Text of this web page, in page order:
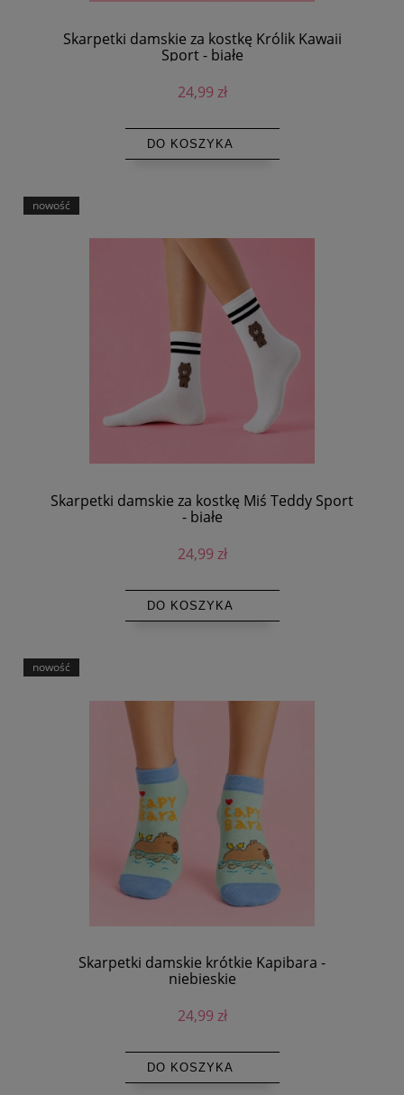
Skarpetki damskie za kostkę Królik Kawaii
Sport - białe
24,99 zł
DO KOSZYKA
Skarpetki damskie za kostkę Miś Teddy Sport
- białe
24,99 zł
DO KOSZYKA
nowość
Skarpetki damskie krótkie Kapibara -
niebieskie
24,99 zł
DO KOSZYKA
nowość